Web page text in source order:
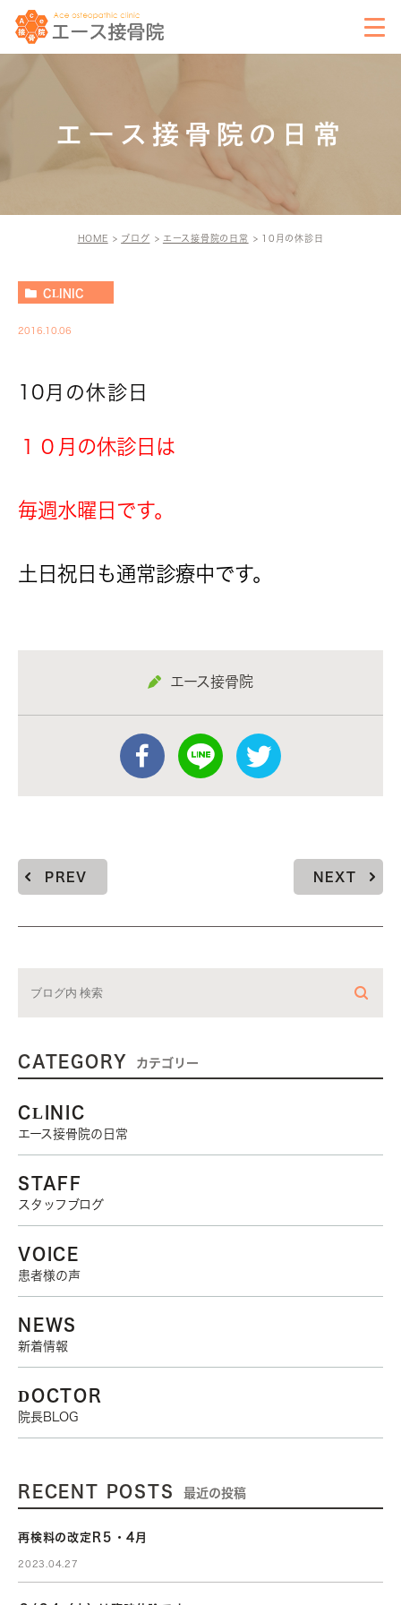
エース接骨院の日常
HOME ブログ エース接骨院の日常 10月の休診日
CLINIC
2016.10.06
10月の休診日
１０月の休診日は
毎週水曜日です。
土日祝日も通常診療中です。
エース接骨院
PREV NEXT
CATEGORY カテゴリー
CLINIC
エース接骨院の日常
STAFF
スタッフブログ
VOICE
患者様の声
NEWS
新着情報
DOCTOR
院長BLOG
RECENT POSTS 最近の投稿
再検料の改定R５・4月
2023.04.27